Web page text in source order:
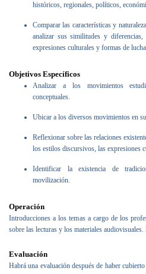
históricos, regionales, políticos,
Comparar las características y
analizar sus similitudes y
expresiones culturales y formas de
Objetivos Específicos
Analizar a los movimientos
conceptuales.
Ubicar a los diversos movimientos en
Reflexionar sobre las relaciones
los estilos discursivos, las expresiones
Identificar la existencia de
movilización.
Operación
Introducciones a los temas a cargo de los
sobre las lecturas y los materiales
Evaluación
Habrá una evaluación después de haber